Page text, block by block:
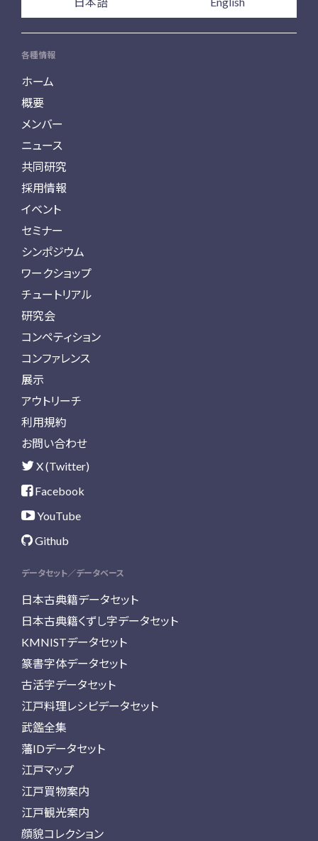
各種情報
ホーム
概要
メンバー
ニュース
共同研究
採用情報
イベント
セミナー
シンポジウム
ワークショップ
チュートリアル
研究会
コンペティション
コンファレンス
展示
アウトリーチ
利用規約
お問い合わせ
X (Twitter)
Facebook
YouTube
Github
データセット／データベース
日本古典籍データセット
日本古典籍くずし字データセット
KMNISTデータセット
篆書字体データセット
古活字データセット
江戸料理レシピデータセット
武鑑全集
藩IDデータセット
江戸マップ
江戸買物案内
江戸観光案内
顔貌コレクション